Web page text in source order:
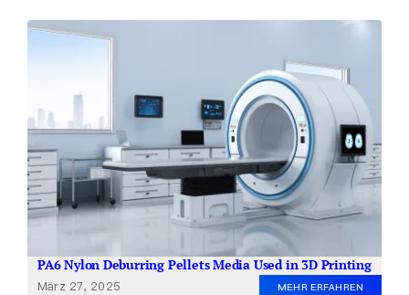
PA6 Nylon Deburring Pellets Media Used in 3D Printing
März 27, 2025 MEHR ERFAHREN